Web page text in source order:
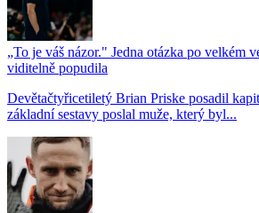
„To je váš názor." Jedna otázka po velkém
viditelně popudila
Devětačtyřicetiletý Brian Priske posadil
základní sestavy poslal muže, který byl...